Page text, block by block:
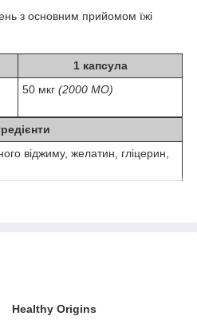
з основним прийомом їжі
1 капсула
50 мкг (2000 МО)
віджиму, желатин, гліцерин,
Healthy Origins